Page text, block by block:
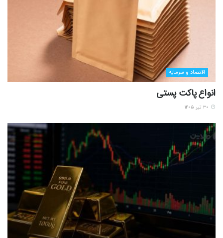
اقتصاد و سرمایه
انواع پاکت پستی